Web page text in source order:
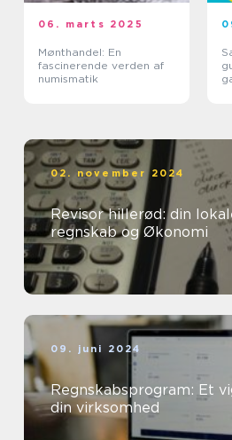
06. marts 2025
Mønthandel: En
fascinerende verden af
numismatik
02. november 2024
Revisor hillerød: din
regnskab og Økonomi
09. juni 2024
Regnskabsprogram: Et
din virksomhed